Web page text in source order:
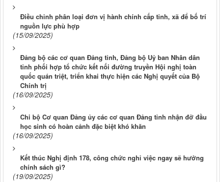
Điều chỉnh phân loại đơn vị hành chính cấp tỉnh, xã để bố trí
nguồn lực phù hợp
(15/09/2025)
Đảng bộ các cơ quan Đảng tỉnh, Đảng bộ Uỷ ban Nhân dân
tỉnh phối hợp tổ chức kết nối đường truyền Hội nghị toàn
quốc quán triệt, triển khai thực hiện các Nghị quyết của Bộ
Chính trị
(16/09/2025)
Chi bộ Cơ quan Đảng ủy các cơ quan Đảng tỉnh nhận đỡ đầu
học sinh có hoàn cảnh đặc biệt khó khăn
(16/09/2025)
Kết thúc Nghị định 178, công chức nghỉ việc ngay sẽ hưởng
chính sách gì?
(19/09/2025)